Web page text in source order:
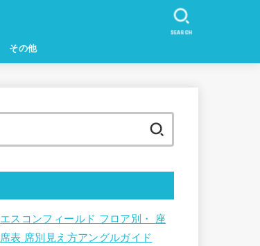
その他
SEARCH
エスコンフィールド フロア別・ 座
席表 席別見え方アングルガイド